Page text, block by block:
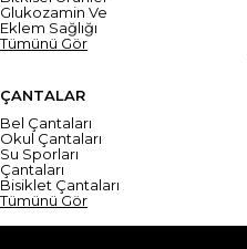
Glukozamin Ve
Eklem Sağlığı
Tümünü Gör
ÇANTALAR
Bel Çantaları
Okul Çantaları
Su Sporları
Çantaları
Bisiklet Çantaları
Tümünü Gör